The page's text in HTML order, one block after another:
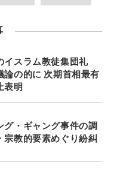
イスラム教徒集団礼
論の的に 次期首相最有
表明
グ・ギャング事件の調
宗教的要素めぐり紛糾